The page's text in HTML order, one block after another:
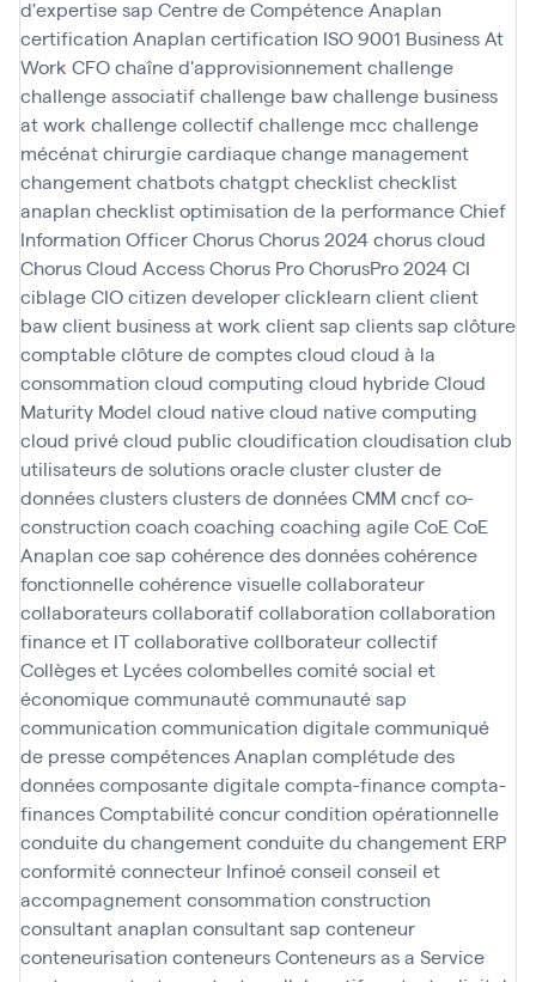
d'expertise sap Centre de Compétence Anaplan
certification Anaplan certification ISO 9001 Business At
Work CFOchaîne d'approvisionnementchallenge
challenge associatifchallenge bawchallenge business
at work challenge collectifchallenge mcc challenge
mécénat chirurgie cardiaquechange management
changementchatbotschatgptchecklistchecklist
anaplan checklist optimisation de la performanceChief
Information OfficerChorusChorus 2024chorus cloud
Chorus Cloud AccessChorus ProChorusPro 2024CI
ciblageCIOcitizen developerclicklearn clientclient
bawclient business at work client sap clients sap clôture
comptableclôture de comptescloud cloud à la
consommation cloud computing cloud hybrideCloud
Maturity Model cloud nativecloud native computing
cloud privécloud public cloudification cloudisation club
utilisateurs de solutions oracleclustercluster de
donnéesclustersclusters de donnéesCMMcncfco-
construction coachcoaching coaching agileCoECoE
Anaplan coe sap cohérence des donnéescohérence
fonctionnellecohérence visuellecollaborateur
collaborateurscollaboratifcollaboration collaboration
finance et ITcollaborativecollborateurcollectif
Collèges et Lycéescolombellescomité social et
économiquecommunautécommunauté sap
communication communication digitalecommuniqué
de pressecompétences Anaplan complétude des
donnéescomposante digitalecompta-financecompta-
financesComptabilitéconcurcondition opérationnelle
conduite du changementconduite du changement ERP
conformitéconnecteur Infinoéconseil conseil et
accompagnementconsommation construction
consultant anaplan consultant sap conteneur
conteneurisation conteneursConteneurs as a Service